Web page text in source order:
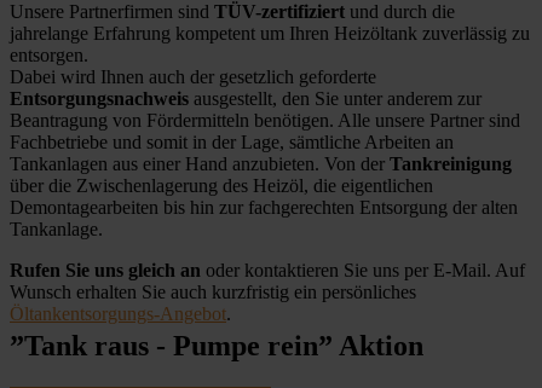
Unsere Partnerfirmen sind TÜV-zertifiziert und durch die
jahrelange Erfahrung kompetent um Ihren Heizöltank zuverlässig zu
entsorgen.
Dabei wird Ihnen auch der gesetzlich geforderte
Entsorgungsnachweis ausgestellt, den Sie unter anderem zur
Beantragung von Fördermitteln benötigen. Alle unsere Partner sind
Fachbetriebe und somit in der Lage, sämtliche Arbeiten an
Tankanlagen aus einer Hand anzubieten. Von der Tankreinigung
über die Zwischenlagerung des Heizöl, die eigentlichen
Demontagearbeiten bis hin zur fachgerechten Entsorgung der alten
Tankanlage.
Rufen Sie uns gleich an oder kontaktieren Sie uns per E-Mail. Auf
Wunsch erhalten Sie auch kurzfristig ein persönliches
Öltankentsorgungs-Angebot.
”Tank raus - Pumpe rein” Aktion